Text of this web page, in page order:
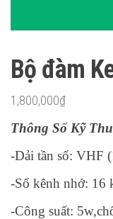
Bộ đàm
1,800,000₫
Thông Số Kỹ
-Dải tần số: VHF
-Số kênh nhớ: 16
-Công suất: